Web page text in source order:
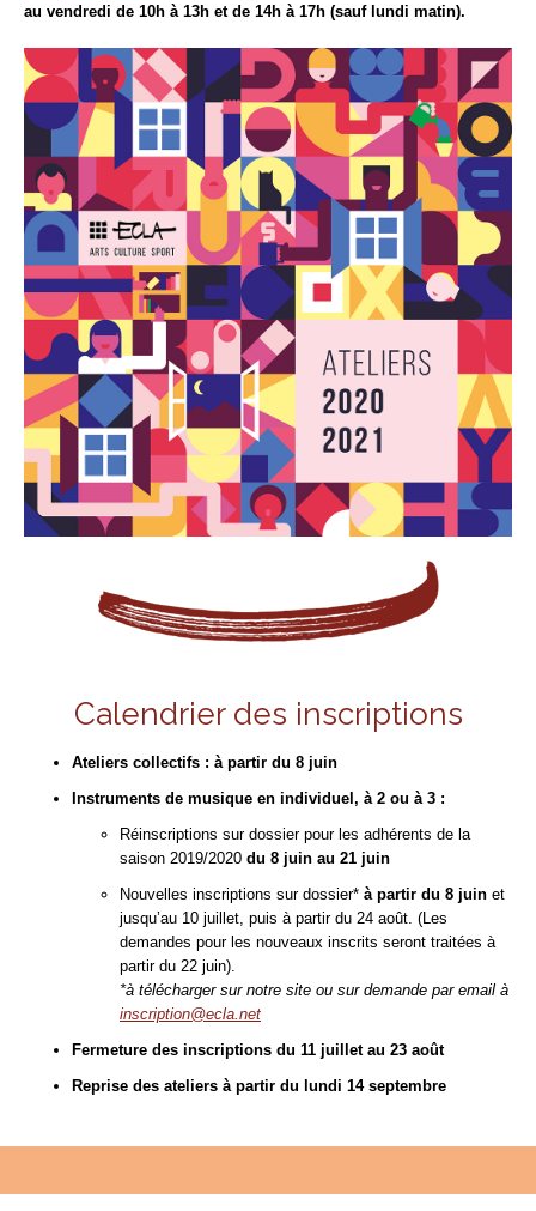
au vendredi de 10h à 13h et de 14h à 17h (sauf lundi matin).
Calendrier des inscriptions
Ateliers collectifs : à partir du 8 juin
Instruments de musique en individuel, à 2 ou à 3 :
Réinscriptions sur dossier pour les adhérents de la
saison 2019/2020 du 8 juin au 21 juin
Nouvelles inscriptions sur dossier* à partir du 8 juin et
jusqu’au 10 juillet, puis à partir du 24 août. (Les
demandes pour les nouveaux inscrits seront traitées à
partir du 22 juin).
*à télécharger sur notre site ou sur demande par email à
inscription@ecla.net
Fermeture des inscriptions du 11 juillet au 23 août
Reprise des ateliers à partir du lundi 14 septembre